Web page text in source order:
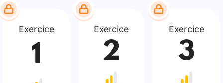
Exercice
1
Exercice
2
Exercice
3